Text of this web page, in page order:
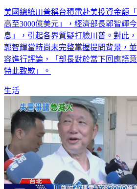
美國總統川普稱台積電赴美投資金額
高至3000億美元」，經濟部長郭智輝
息」，引起各界質疑打臉川普。對此
郭智輝當時尚未完整掌握提問背景，
容進行評論，「部長對於當下回應語
特此致歉」。
生活